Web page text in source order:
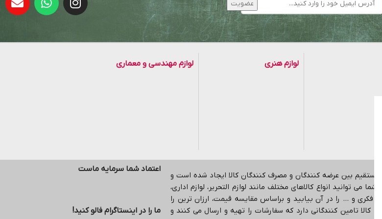
لوازم هنری لوازم مهندسی و معماری
مستقیم بین عرضه کنندگان و مصرف کنندگان کالا ایجاد شده است و
شما می توانید انواع کالاهای مختلف مانند لوازم التحریر، لوازم اداری،
فکری و … را در آن بیابید و براساس مقایسه قیمت، ارزان ترین را
کالا تامین کنندگانی دارد که سفارشات را تهیه و ارسال می کنند و
اعتماد شما سرمایه ماست
ما را در اینستاگرام فالو کنید!